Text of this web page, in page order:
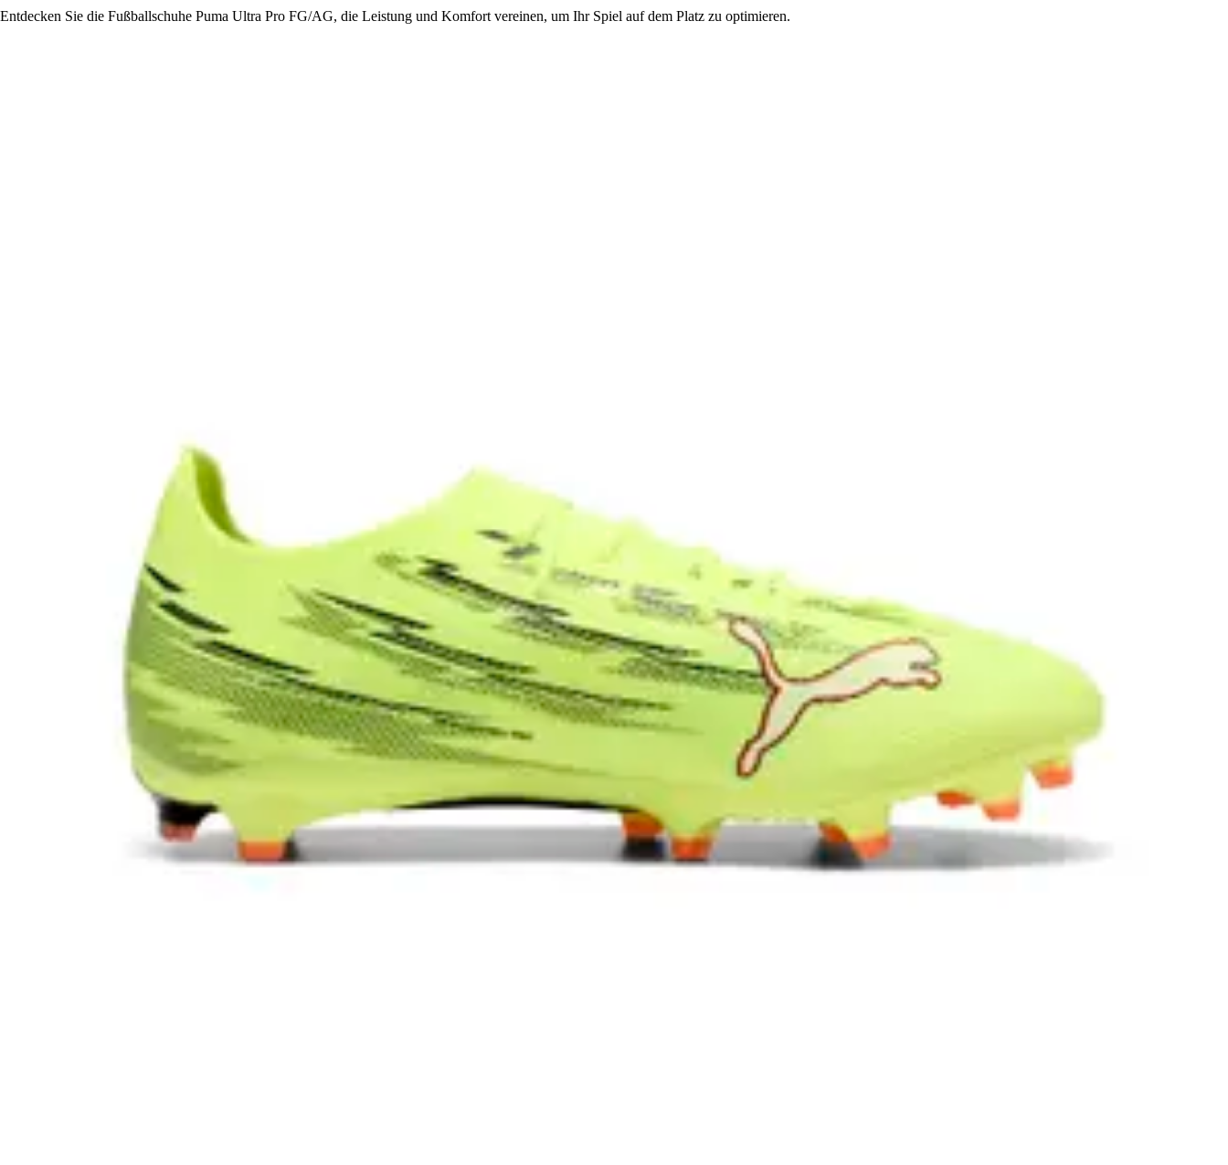
Entdecken Sie die Fußballschuhe Puma Ultra Pro FG/AG, die Leistung und Komfort vereinen, um Ihr Spiel auf dem Platz zu optimieren.